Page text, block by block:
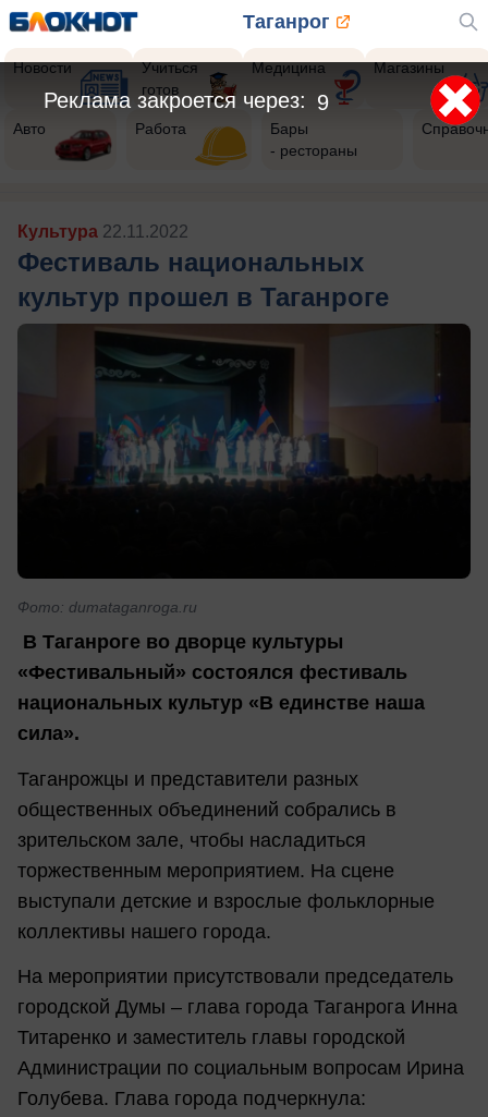
Таганрог
Новости
Учиться
готов
Медицина Магазины
Авто Работа
Бары
- рестораны
Культура 22.11.2022
Фестиваль национальных
культур прошел в Таганроге
Фото: dumataganroga.ru
В Таганроге во дворце культуры
«Фестивальный» состоялся фестиваль
национальных культур «В единстве наша
сила».
Таганрожцы и представители разных
общественных объединений собрались в
зрительском зале, чтобы насладиться
торжественным мероприятием. На сцене
выступали детские и взрослые фольклорные
коллективы нашего города.
На мероприятии присутствовали председатель
городской Думы – глава города Таганрога Инна
Титаренко и заместитель главы городской
Администрации по социальным вопросам Ирина
Голубева. Глава города подчеркнула:
7
Реклама закроется через: